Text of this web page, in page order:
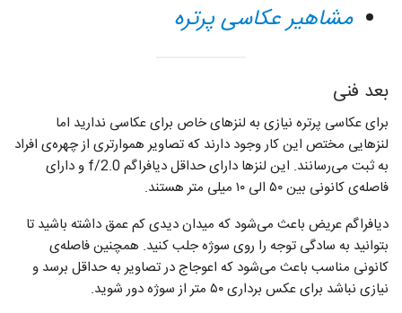
مشاهیر عکاسی پرتره
بعد فنی
برای عکاسی پرتره نیازی به لنز‌های خاص برای عکاسی ندارید اما
لنز‌هایی مختص این کار وجود دارند که تصاویر هموارتری از چهره‌ی افراد
به ثبت می‌رسانند. این لنز‌ها دارای حداقل دیافراگم f/2.0 و دارای
فاصله‌ی کانونی بین ۵۰ الی ۱۰ میلی متر هستند.
دیافراگم عریض باعث می‌شود که میدان دیدی کم عمق داشته باشید تا
بتوانید به سادگی توجه را روی سوژه جلب کنید. همچنین فاصله‌ی
کانونی مناسب باعث می‌شود که اعوجاج در تصاویر به حداقل برسد و
نیازی نباشد برای عکس برداری ۵۰ متر از سوژه دور شوید.